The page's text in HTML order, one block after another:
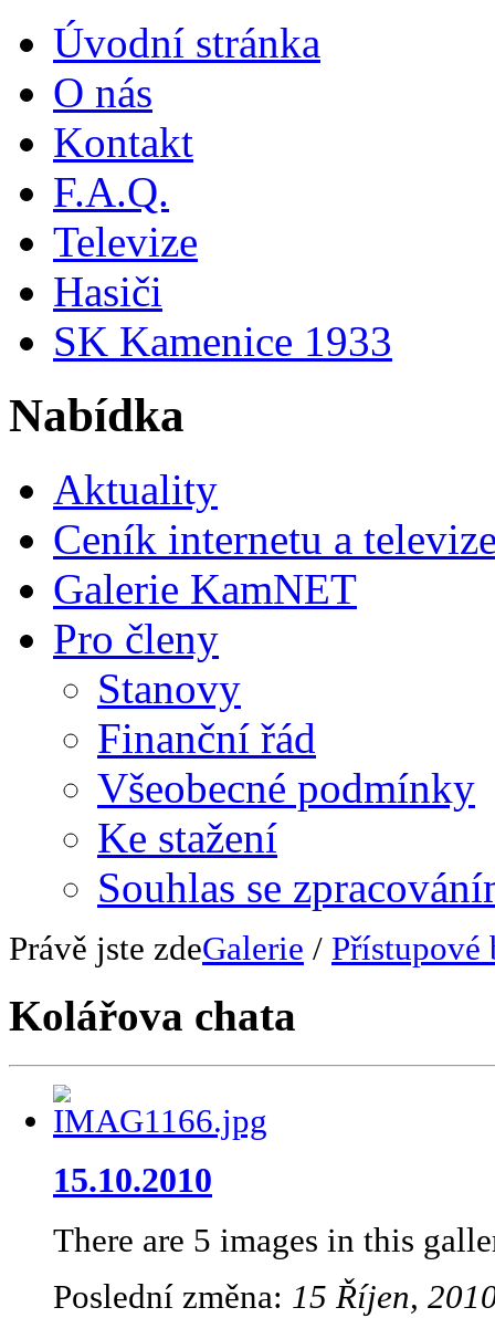
Úvodní stránka
O nás
Kontakt
F.A.Q.
Televize
Hasiči
SK Kamenice 1933
Nabídka
Aktuality
Ceník internetu a
Galerie KamNET
Pro členy
Stanovy
Finanční řád
Všeobecné podmínky
Ke stažení
Souhlas se
Právě jste zdeGalerie / Přístupové
Kolářova chata
15.10.2010
There are 5 images in this
Poslední změna: 15 Říjen,